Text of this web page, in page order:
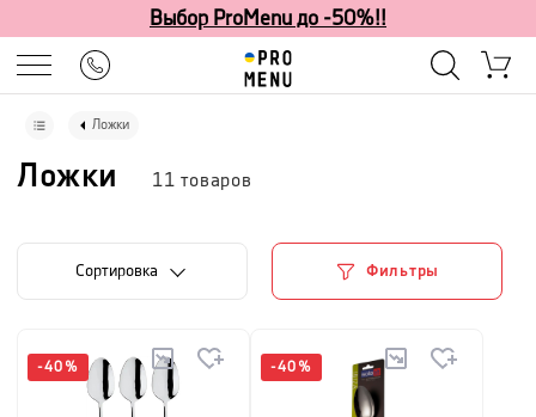
Выбор ProMenu до -50%!!
Ложки
Ложки 11 товаров
Cортировка Фильтры
-40 % -40 %